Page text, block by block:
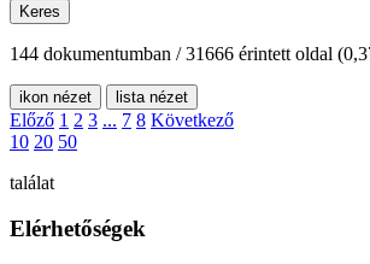
Keres
144 dokumentumban / 31666 érintett oldal
ikon nézet lista nézet
Előző 1 2 3 ... 7 8 Következő
10 20 50
találat
Elérhetőségek